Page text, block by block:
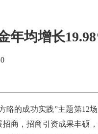
年均增长
的成功实践”主题第12
商，招商引资成果丰硕